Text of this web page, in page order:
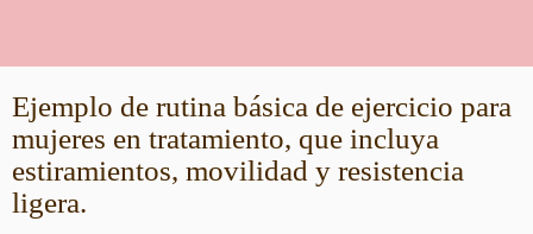
Ejemplo de rutina básica de ejercicio para
mujeres en tratamiento, que incluya
estiramientos, movilidad y resistencia
ligera.